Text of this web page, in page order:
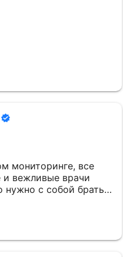
мониторинге, все
и вежливые врачи
нужно с собой брать
ребенку